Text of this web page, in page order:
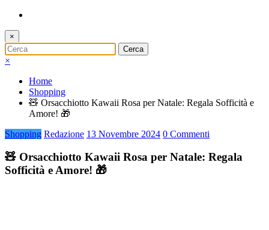
×
×
Home
Shopping
🧸 Orsacchiotto Kawaii Rosa per Natale: Regala Sofficità e
Amore! 🎁
Shopping Redazione 13 Novembre 2024 0 Commenti
🧸 Orsacchiotto Kawaii Rosa per Natale: Regala
Sofficità e Amore! 🎁